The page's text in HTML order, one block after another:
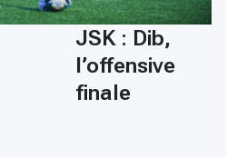
JSK : Dib,
l’offensive
finale